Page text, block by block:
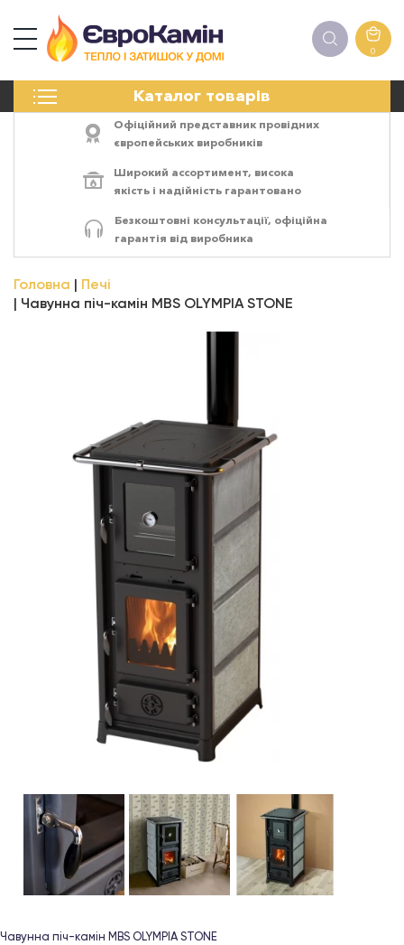
0
Каталог товарів
ПЕЧІ
ЕЛЕКТРОКАМІНИ
АКСЕСУАРИ
Офіційний представник провідних
європейських виробників
Широкий ассортимент, висока
якість і надійність гарантовано
Безкоштовні консультації, офіційна
гарантія від виробника
Головна
Печі
Чавунна піч-камін MBS OLYMPIA STONE
Чавунна піч-камін MBS OLYMPIA STONE